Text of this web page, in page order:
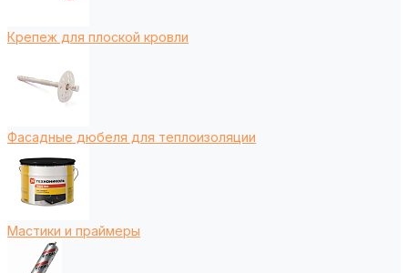
Крепеж для плоской кровли
Фасадные дюбеля для теплоизоляции
Мастики и праймеры